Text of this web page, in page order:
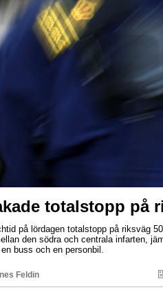
totalstopp på
på lördagen totalstopp på riksväg
den södra och centrala infarten,
buss och en personbil.
Feldin